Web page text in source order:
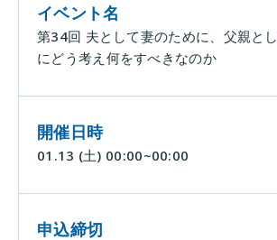
イベント名
第34回 夫として妻のために、父親と
にどう考え何をすべきなのか
開催日時
01.13 (土) 00:00~00:00
申込締切